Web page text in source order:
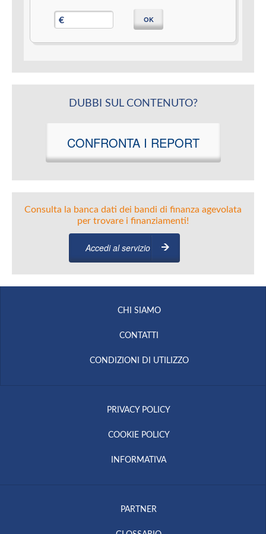
€ OK
DUBBI SUL CONTENUTO?
CONFRONTA I REPORT
Consulta la banca dati dei bandi di finanza agevolata
per trovare i finanziamenti!
Accedi al servizio
CHI SIAMO
CONTATTI
CONDIZIONI DI UTILIZZO
PRIVACY POLICY
COOKIE POLICY
INFORMATIVA
PARTNER